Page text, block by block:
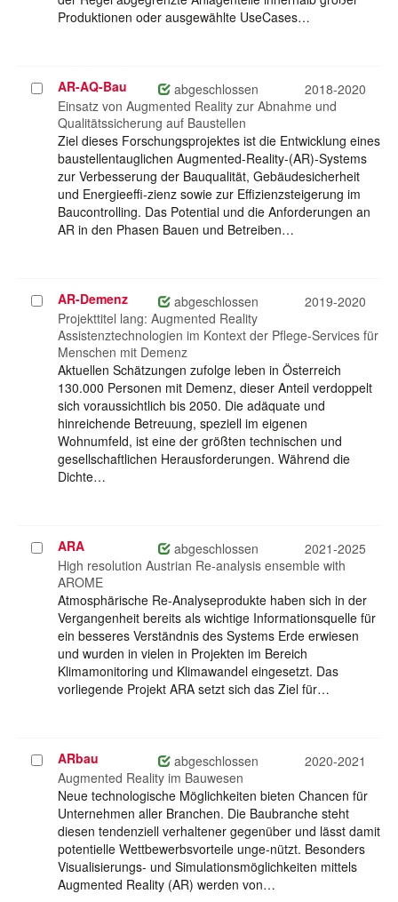
Produktionen oder ausgewählte UseCases…
Projekt
auswählen
AR-AQ-Bau abgeschlossen
2018-2020
Einsatz von Augmented Reality zur Abnahme und
Qualitätssicherung auf Baustellen
Ziel dieses Forschungsprojektes ist die Entwicklung eines
baustellentauglichen Augmented-Reality-(AR)-Systems
zur Verbesserung der Bauqualität, Gebäudesicherheit
und Energieeffi-zienz sowie zur Effizienzsteigerung im
Baucontrolling. Das Potential und die Anforderungen an
AR in den Phasen Bauen und Betreiben…
Projekt
auswählen
AR-Demenz abgeschlossen
2019-2020
Projekttitel lang: Augmented Reality
Assistenztechnologien im Kontext der Pflege-Services für
Menschen mit Demenz
Aktuellen Schätzungen zufolge leben in Österreich
130.000 Personen mit Demenz, dieser Anteil verdoppelt
sich voraussichtlich bis 2050. Die adäquate und
hinreichende Betreuung, speziell im eigenen
Wohnumfeld, ist eine der größten technischen und
gesellschaftlichen Herausforderungen. Während die
Dichte…
Projekt
auswählen
ARA abgeschlossen
2021-2025
High resolution Austrian Re-analysis ensemble with
AROME
Atmosphärische Re-Analyseprodukte haben sich in der
Vergangenheit bereits als wichtige Informationsquelle für
ein besseres Verständnis des Systems Erde erwiesen
und wurden in vielen in Projekten im Bereich
Klimamonitoring und Klimawandel eingesetzt. Das
vorliegende Projekt ARA setzt sich das Ziel für…
Projekt
auswählen
ARbau abgeschlossen
2020-2021
Augmented Reality im Bauwesen
Neue technologische Möglichkeiten bieten Chancen für
Unternehmen aller Branchen. Die Baubranche steht
diesen tendenziell verhaltener gegenüber und lässt damit
potentielle Wettbewerbsvorteile unge-nützt. Besonders
Visualisierungs- und Simulationsmöglichkeiten mittels
Augmented Reality (AR) werden von…